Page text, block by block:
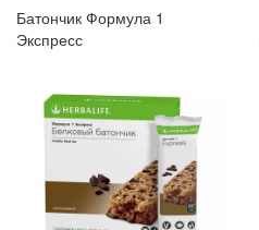
Батончик Формула 1
Экспресс